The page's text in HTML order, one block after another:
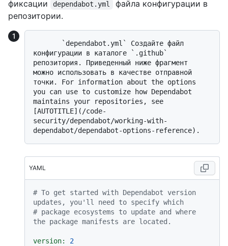
фиксации
dependabot.yml
файла конфигурации в
репозитории.
конфигурации в каталоге `.github`
репозитория. Приведенный ниже фрагмент
можно использовать в качестве отправной
точки. For information about the options
you can use to customize how Dependabot
maintains your repositories, see
[AUTOTITLE](/code-
security/dependabot/working-with-
YAML
# To get started with Dependabot version
updates, you'll need to specify which
# package ecosystems to update and where
the package manifests are located.
version:
2